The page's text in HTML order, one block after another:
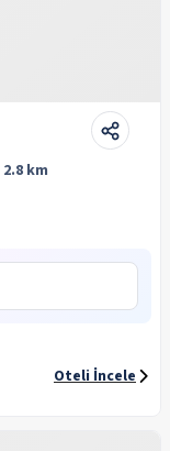
2.8 km
Oteli İncele